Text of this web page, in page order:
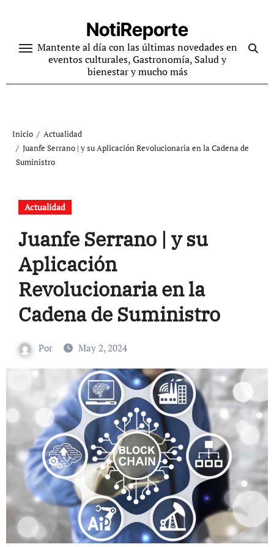
contenido
NotiReporte
Mantente al día con las últimas novedades en
eventos culturales, Gastronomía, Salud y
bienestar y mucho más
Inicio
Actualidad
Juanfe Serrano | y su Aplicación Revolucionaria en la Cadena de
Suministro
Actualidad
Juanfe Serrano | y su
Aplicación
Revolucionaria en la
Cadena de Suministro
Por May 2, 2024